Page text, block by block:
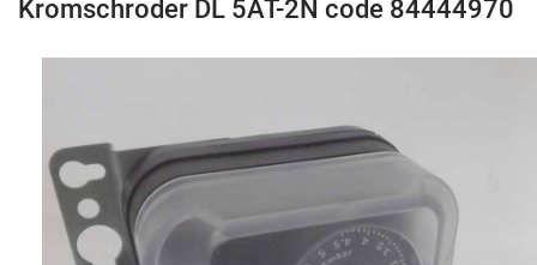
Kromschroder DL 5AT-2N code 84444970